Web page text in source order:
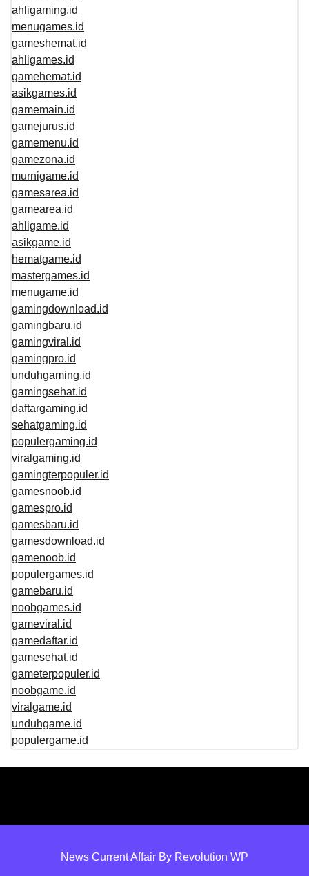
ahligaming.id
menugames.id
gameshemat.id
ahligames.id
gamehemat.id
asikgames.id
gamemain.id
gamejurus.id
gamemenu.id
gamezona.id
murnigame.id
gamesarea.id
gamearea.id
ahligame.id
asikgame.id
hematgame.id
mastergames.id
menugame.id
gamingdownload.id
gamingbaru.id
gamingviral.id
gamingpro.id
unduhgaming.id
gamingsehat.id
daftargaming.id
sehatgaming.id
populergaming.id
viralgaming.id
gamingterpopuler.id
gamesnoob.id
gamespro.id
gamesbaru.id
gamesdownload.id
gamenoob.id
populergames.id
gamebaru.id
noobgames.id
gameviral.id
gamedaftar.id
gamesehat.id
gameterpopuler.id
noobgame.id
viralgame.id
unduhgame.id
populergame.id
News Current Affair By Revolution WP